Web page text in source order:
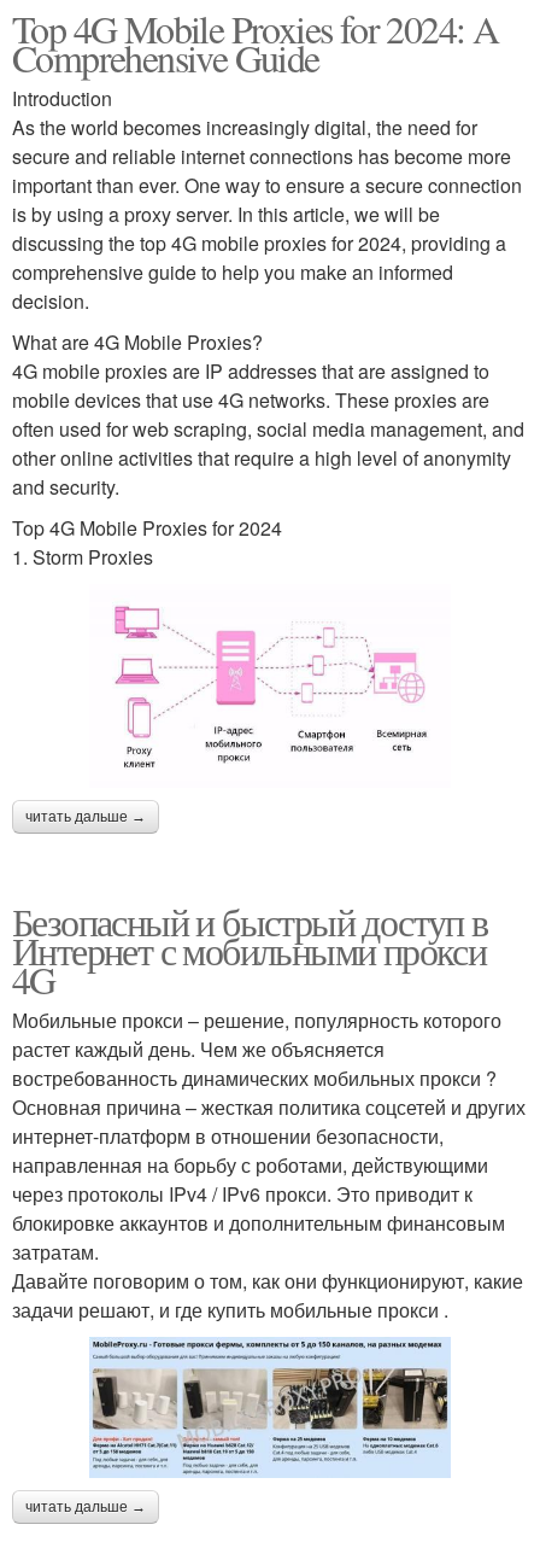
Top 4G Mobile Proxies for 2024: A
Comprehensive Guide
Introduction
As the world becomes increasingly digital, the need for
secure and reliable internet connections has become more
important than ever. One way to ensure a secure connection
is by using a proxy server. In this article, we will be
discussing the top 4G mobile proxies for 2024, providing a
comprehensive guide to help you make an informed
decision.
What are 4G Mobile Proxies?
4G mobile proxies are IP addresses that are assigned to
mobile devices that use 4G networks. These proxies are
often used for web scraping, social media management, and
other online activities that require a high level of anonymity
and security.
Top 4G Mobile Proxies for 2024
1. Storm Proxies
читать дальше →
Безопасный и быстрый доступ в
Интернет с мобильными прокси
4G
Мобильные прокси – решение, популярность которого
растет каждый день. Чем же объясняется
востребованность динамических мобильных прокси ?
Основная причина – жесткая политика соцсетей и других
интернет-платформ в отношении безопасности,
направленная на борьбу с роботами, действующими
через протоколы IPv4 / IPv6 прокси. Это приводит к
блокировке аккаунтов и дополнительным финансовым
затратам.
Давайте поговорим о том, как они функционируют, какие
задачи решают, и где купить мобильные прокси .
читать дальше →